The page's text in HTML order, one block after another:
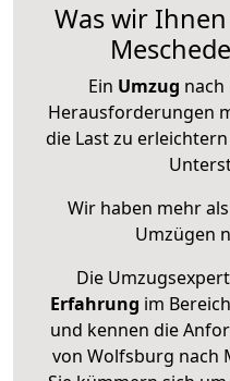
Was wir
Ein Umzug nach
Herausforderungen
die Last zu
Wir haben mehr
Umzügen
Die
Erfahrung im
und kennen die
von Wolfsburg nach